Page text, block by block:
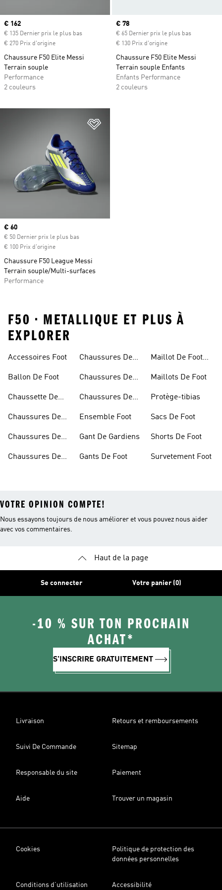
Prix actuel
€ 162
€ 135 Dernier prix le plus bas
€ 270 Prix d'origine
Chaussure F50 Elite Messi
Terrain souple
Performance
2 couleurs
Prix actuel
€ 78
€ 65 Dernier prix le plus bas
€ 130 Prix d'origine
Chaussure F50 Elite Messi
Terrain souple Enfants
Enfants Performance
2 couleurs
Prix actuel
€ 60
€ 50 Dernier prix le plus bas
€ 100 Prix d'origine
Chaussure F50 League Messi
Terrain souple/Multi-surfaces
Performance
F50 • METALLIQUE ET PLUS À
EXPLORER
Accessoires Foot
Ballon De Foot
Chaussette De
Chaussures De
Chaussures De
Chaussures De
Chaussures De
Chaussures De
Chaussures De
Ensemble Foot
Gant De Gardiens
Gants De Foot
Maillot De Foot
Maillots De Foot
Protège-tibias
Sacs De Foot
Shorts De Foot
Survetement Foot
VOTRE OPINION COMPTE!
Nous essayons toujours de nous améliorer et vous pouvez nous aider
avec vos commentaires.
Haut de la page
Se connecter Votre panier (0)
-10 % SUR TON PROCHAIN
ACHAT*
S'INSCRIRE GRATUITEMENT
Livraison Retours et remboursements
Suivi De Commande Sitemap
Responsable du site Paiement
Aide Trouver un magasin
Cookies
Politique de protection des
données personnelles
Conditions d’utilisation Accessibilité